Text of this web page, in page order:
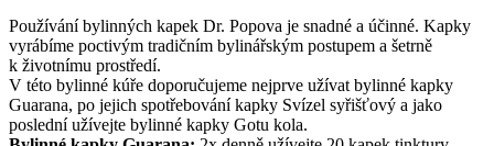
Používání bylinných kapek Dr. Popova je snadné a účinné. Kapky
vyrábíme poctivým tradičním bylinářským postupem a šetrně
k životnímu prostředí.
V této bylinné kúře doporučujeme nejprve užívat bylinné kapky
Guarana, po jejich spotřebování kapky Svízel syřišťový a jako
poslední užívejte bylinné kapky Gotu kola.